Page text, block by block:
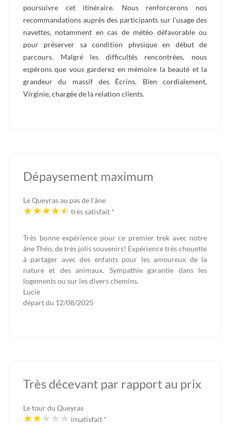
poursuivre cet itinéraire. Nous renforcerons nos
recommandations auprès des participants sur l’usage des
navettes, notamment en cas de météo défavorable ou
pour préserver sa condition physique en début de
parcours. Malgré les difficultés rencontrées, nous
espérons que vous garderez en mémoire la beauté et la
grandeur du massif des Écrins. Bien cordialement,
Virginie, chargée de la relation clients.
Dépaysement maximum
Le Queyras au pas de l’âne
très satisfait *
Très bonne expérience pour ce premier trek avec notre
âne Théo, de très jolis souvenirs! Expérience très chouette
à partager avec des enfants pour les amoureux de la
nature et des animaux. Sympathie garantie dans les
logements ou sur les divers chemins.
Lucie
départ du 12/08/2025
Très décevant par rapport au prix
Le tour du Queyras
insatisfait *